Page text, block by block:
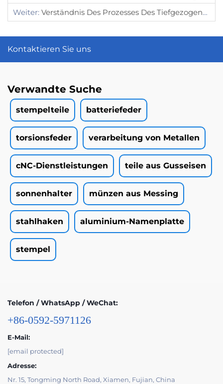
Weiter: Verständnis Des Prozesses Des Tiefgezogenen Metallstempelns Für Komplexe Teile
Kontaktieren Sie uns
Verwandte Suche
stempelteile batteriefeder
torsionsfeder verarbeitung von Metallen
cNC-Dienstleistungen teile aus Gusseisen
sonnenhalter münzen aus Messing
stahlhaken aluminium-Namenplatte
stempel
Telefon / WhatsApp / WeChat:
+86-0592-5971126
E-Mail:
[email protected]
Adresse:
Nr. 15, Tongming North Road, Xiamen, Fujian, China